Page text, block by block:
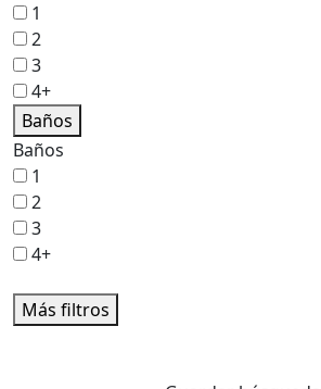
1
2
3
4+
Baños
Baños
1
2
3
4+
Más filtros